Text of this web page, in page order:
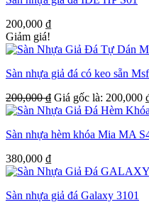
200,000 ₫
Giảm giá!
Sàn nhựa giả đá có keo sẵn
200,000₫ Giá gốc là: 200,000
Sàn nhựa hèm khóa Mia MA
380,000 ₫
Sàn nhựa giả đá Galaxy 3101